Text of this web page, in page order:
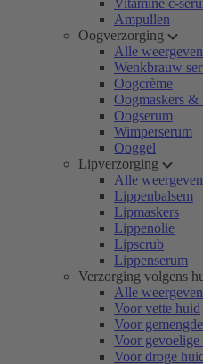
Vitamine c-
Ampullen
Oogverzorging
Alle weergeven
Wenkbrauw
Oogcrème
Oogmaskers &
Oogserum
Wimperserum
Ooggel
Lipverzorging
Alle weergeven
Lippenbalsem
Lipmaskers
Lippenolie
Lipscrub
Lippenserum
Verzorging volgens
Alle weergeven
Voor vette huid
Voor
Voor gevoelige
Voor droge